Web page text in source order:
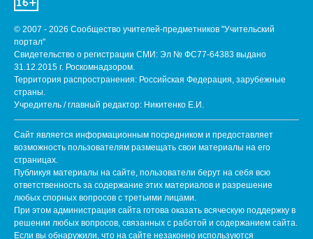
© 2007 - 2026 Сообщество учителей-предметников "Учительский
портал"
Свидетельство о регистрации СМИ: Эл № ФС77-64383 выдано
31.12.2015 г. Роскомнадзором.
Территория распространения: Российская Федерация, зарубежные
страны.
Учредитель / главный редактор: Никитенко Е.И.
Сайт является информационным посредником и предоставляет
возможность пользователям размещать свои материалы на его
страницах.
Публикуя материалы на сайте, пользователи берут на себя всю
ответственность за содержание этих материалов и разрешение
любых спорных вопросов с третьими лицами.
При этом администрация сайта готова оказать всяческую поддержку в
решении любых вопросов, связанных с работой и содержанием сайта.
Если вы обнаружили, что на сайте незаконно используются